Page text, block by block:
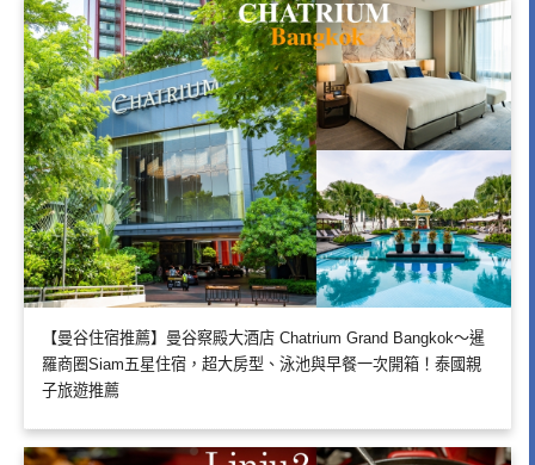
【曼谷住宿推薦】曼谷察殿大酒店 Chatrium Grand Bangkok～暹
羅商圈Siam五星住宿，超大房型、泳池與早餐一次開箱！泰國親
子旅遊推薦